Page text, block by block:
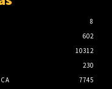
8
602
10312
230
7745